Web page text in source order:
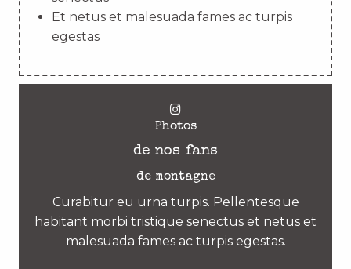
Et netus et malesuada fames ac turpis
egestas
Photos
de nos fans
de montagne
Curabitur eu urna turpis. Pellentesque
habitant morbi tristique senectus et netus et
malesuada fames ac turpis egestas.